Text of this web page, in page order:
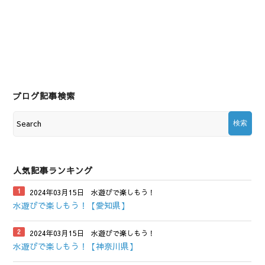
ブログ記事検索
人気記事ランキング
2024年03月15日 水遊びで楽しもう！
水遊びで楽しもう！【愛知県】
2024年03月15日 水遊びで楽しもう！
水遊びで楽しもう！【神奈川県】